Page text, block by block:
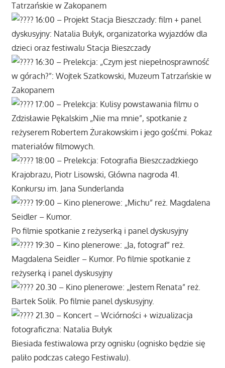
Tatrzańskie w Zakopanem
16:00 – Projekt Stacja Bieszczady: film + panel
dyskusyjny: Natalia Bułyk, organizatorka wyjazdów dla
dzieci oraz festiwalu Stacja Bieszczady
16:30 – Prelekcja: „Czym jest niepełnosprawność
w górach?”: Wojtek Szatkowski, Muzeum Tatrzańskie w
Zakopanem
17:00 – Prelekcja: Kulisy powstawania filmu o
Zdzisławie Pękalskim „Nie ma mnie”, spotkanie z
reżyserem Robertem Żurakowskim i jego gośćmi. Pokaz
materiałów filmowych.
18:00 – Prelekcja: Fotografia Bieszczadzkiego
Krajobrazu, Piotr Lisowski, Główna nagroda 41.
Konkursu im. Jana Sunderlanda
19:00 – Kino plenerowe: „Michu” reż. Magdalena
Seidler – Kumor.
Po filmie spotkanie z reżyserką i panel dyskusyjny
19:30 – Kino plenerowe: „Ja, fotograf” reż.
Magdalena Seidler – Kumor. Po filmie spotkanie z
reżyserką i panel dyskusyjny
20.30 – Kino plenerowe: „Jestem Renata” reż.
Bartek Solik. Po filmie panel dyskusyjny.
21.30 – Koncert – Wciórności + wizualizacja
fotograficzna: Natalia Bułyk
Biesiada festiwalowa przy ognisku (ognisko będzie się
paliło podczas całego Festiwalu).